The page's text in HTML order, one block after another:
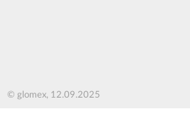
© glomex, 12.09.2025